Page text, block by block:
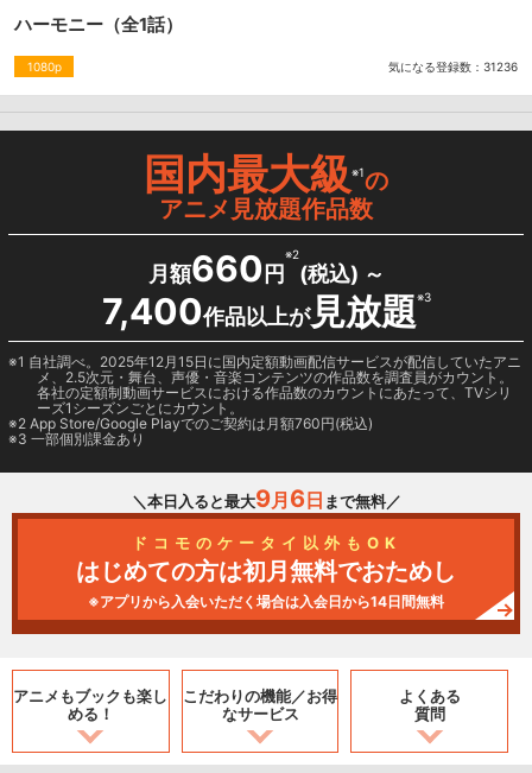
ハーモニー （全1話）
1080p 気になる登録数： 31236
国内最大級※1の
アニメ見放題作品数
月額660 円
※2
(税込) ～
7,400作品以上が見放題※3
1 自社調べ。2025年12月15日に国内定額動画配信サービスが配信していたアニ
メ、2.5次元・舞台、声優・音楽コンテンツの作品数を調査員がカウント。
各社の定額制動画サービスにおける作品数のカウントにあたって、TVシリ
ーズ1シーズンごとにカウント。
2 App Store/Google Playでのご契約は月額760円(税込)
3 一部個別課金あり
＼本日入ると最大9月 6日 まで無料／
ドコモのケータイ以外もOK
はじめての方は初月無料でおためし
※アプリから入会いただく場合は入会日から14日間無料
アニメもブックも楽し
める！
こだわりの機能／お得
なサービス
よくある
質問